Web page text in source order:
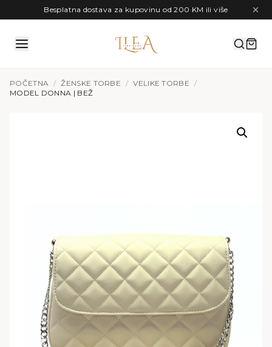
Preskoči na sadržajBesplatna dostava za kupovinu od 200 KM ili više
POČETNA / ŽENSKE TORBE / VELIKE TORBE /
MODEL DONNA | BEŽ